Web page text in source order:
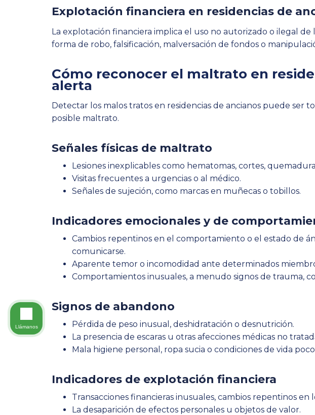
Explotación financiera en residencias de
La explotación financiera implica el uso no autorizado o ilegal
forma de robo, falsificación, malversación de fondos o
Cómo reconocer el maltrato en
alerta
Detectar los malos tratos en residencias de ancianos puede ser
posible maltrato.
Señales físicas de maltrato
Lesiones inexplicables como hematomas, cortes,
Visitas frecuentes a urgencias o al médico.
Señales de sujeción, como marcas en muñecas o tobillos.
Indicadores emocionales y de
Cambios repentinos en el comportamiento o el estado de
comunicarse.
Aparente temor o incomodidad ante determinados
Comportamientos inusuales, a menudo signos de trauma,
Signos de abandono
Pérdida de peso inusual, deshidratación o desnutrición.
La presencia de escaras u otras afecciones médicas no
Mala higiene personal, ropa sucia o condiciones de vida
Indicadores de explotación financiera
Transacciones financieras inusuales, cambios repentinos
La desaparición de efectos personales u objetos de valor.
Llámanos